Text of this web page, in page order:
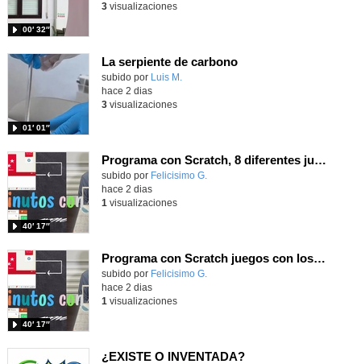
00′ 32″
3visualizaciones
La serpiente de carbono
Contenido educativo.
subido por Luis M.
01′ 01″
hace 2 dias
3visualizaciones
Programa con Scratch, 8 diferentes juegos para vivir la emoción de los partidos de España en el mundial 2026
Contenido educativo.
subido por Felicisimo G.
40′ 17″
hace 2 dias
1 visualizaciones
Programa con Scratch juegos con los partidos del mundial 2026 ganados por España
Contenido educativo.
subido por Felicisimo G.
40′ 17″
hace 2 dias
1 visualizaciones
¿EXISTE O INVENTADA?